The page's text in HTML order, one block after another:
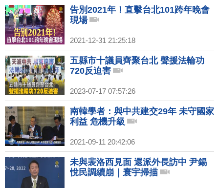
告別2021年！直擊台北101跨年晚會
現場
2021-12-31 21:25:18
五縣市十議員齊聚台北 聲援法輪功
720反迫害
2023-07-17 07:57:26
南韓學者：與中共建交29年 未守國家
利益 危機升級
2021-09-11 20:42:06
未與裴洛西見面 還派外長訪中 尹錫
悅民調續崩｜寰宇掃描